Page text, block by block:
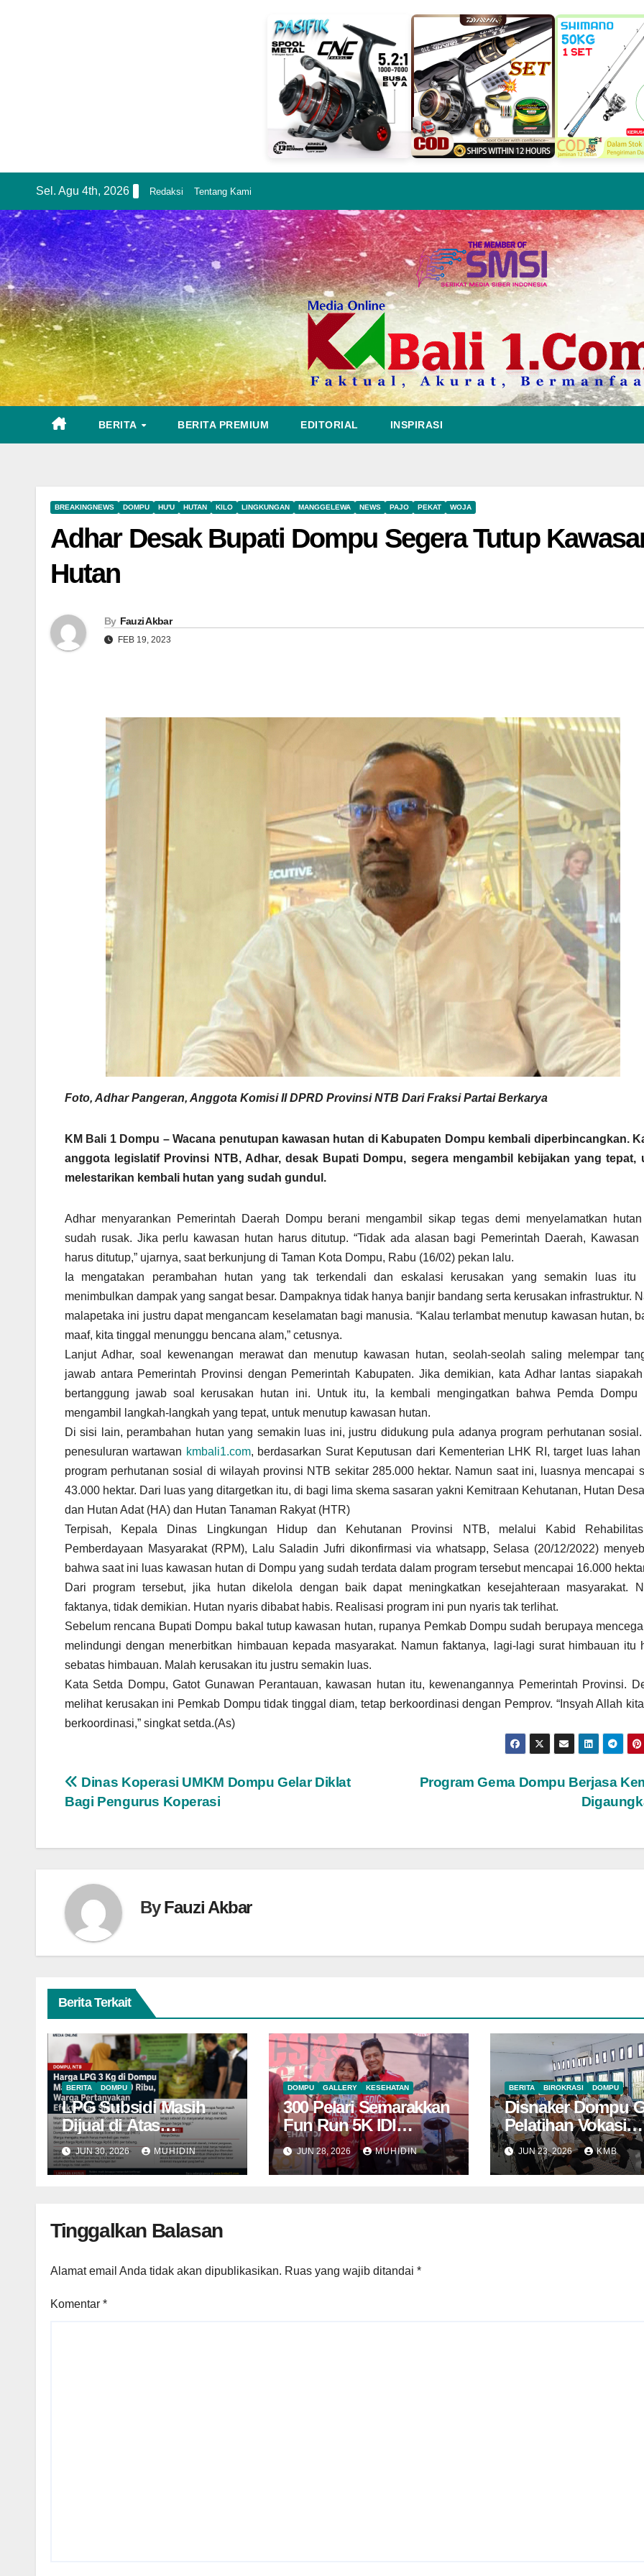
content
Sel. Agu 4th, 2026 Redaksi Tentang Kami
BERITA BERITA PREMIUM EDITORIAL INSPIRASI
BREAKINGNEWS DOMPU HU'U HUTAN KILO LINGKUNGAN MANGGELEWA NEWS PAJO PEKAT WOJA
Adhar Desak Bupati Dompu Segera Tutup
Hutan
By Fauzi Akbar
FEB 19, 2023
Foto, Adhar Pangeran, Anggota Komisi II DPRD Provinsi NTB Dari Fraksi Partai Berkarya
KM Bali 1 Dompu – Wacana penutupan kawasan hutan di Kabupaten Dompu kembali diperbincangkan.
anggota legislatif Provinsi NTB, Adhar, desak Bupati Dompu, segera mengambil kebijakan yang tepat,
melestarikan kembali hutan yang sudah gundul.
Adhar menyarankan Pemerintah Daerah Dompu berani mengambil sikap tegas demi menyelamatkan
sudah rusak. Jika perlu kawasan hutan harus ditutup. “Tidak ada alasan bagi Pemerintah Daerah, Kawasan
harus ditutup,” ujarnya, saat berkunjung di Taman Kota Dompu, Rabu (16/02) pekan lalu.
Ia mengatakan perambahan hutan yang tak terkendali dan eskalasi kerusakan yang semakin luas itu
menimbulkan dampak yang sangat besar. Dampaknya tidak hanya banjir bandang serta kerusakan infrastruktur.
malapetaka ini justru dapat mengancam keselamatan bagi manusia. “Kalau terlambat menutup kawasan hutan,
maaf, kita tinggal menunggu bencana alam,” cetusnya.
Lanjut Adhar, soal kewenangan merawat dan menutup kawasan hutan, seolah-seolah saling melempar
jawab antara Pemerintah Provinsi dengan Pemerintah Kabupaten. Jika demikian, kata Adhar lantas
bertanggung jawab soal kerusakan hutan ini. Untuk itu, Ia kembali mengingatkan bahwa Pemda Dompu
mengambil langkah-langkah yang tepat, untuk menutup kawasan hutan.
Di sisi lain, perambahan hutan yang semakin luas ini, justru didukung pula adanya program perhutanan
penesuluran wartawan kmbali1.com, berdasarkan Surat Keputusan dari Kementerian LHK RI, target luas lahan
program perhutanan sosial di wilayah provinsi NTB sekitar 285.000 hektar. Namun saat ini, luasnya mencapai
43.000 hektar. Dari luas yang ditargetkan itu, di bagi lima skema sasaran yakni Kemitraan Kehutanan, Hutan
dan Hutan Adat (HA) dan Hutan Tanaman Rakyat (HTR)
Terpisah, Kepala Dinas Lingkungan Hidup dan Kehutanan Provinsi NTB, melalui Kabid
Pemberdayaan Masyarakat (RPM), Lalu Saladin Jufri dikonfirmasi via whatsapp, Selasa (20/12/2022)
bahwa saat ini luas kawasan hutan di Dompu yang sudah terdata dalam program tersebut mencapai 16.000
Dari program tersebut, jika hutan dikelola dengan baik dapat meningkatkan kesejahteraan masyarakat.
faktanya, tidak demikian. Hutan nyaris dibabat habis. Realisasi program ini pun nyaris tak terlihat.
Sebelum rencana Bupati Dompu bakal tutup kawasan hutan, rupanya Pemkab Dompu sudah berupaya
melindungi dengan menerbitkan himbauan kepada masyarakat. Namun faktanya, lagi-lagi surat himbauan itu
sebatas himbauan. Malah kerusakan itu justru semakin luas.
Kata Setda Dompu, Gatot Gunawan Perantauan, kawasan hutan itu, kewenangannya Pemerintah Provinsi.
melihat kerusakan ini Pemkab Dompu tidak tinggal diam, tetap berkoordinasi dengan Pemprov. “Insyah Allah
berkoordinasi,” singkat setda.(As)
Navigasi
pos
Program Gema Dompu Berjasa
Dinas Koperasi UMKM Dompu Gelar Diklat
Bagi Pengurus Koperasi
ByFauzi Akbar
Berita Terkait
BERITA DOMPU
LPG Subsidi Masih
Dijual di Atas
HET, Sidak Berulang
Belum Mampu
Menekan Harga
JUN 30, 2026 MUHIDIN
DOMPU GALLERY KESEHATAN
300 Pelari Semarakkan
Fun Run 5K IDI
Dompu, Cahaya Sakral
Raih Penghargaan
JUN 28, 2026 MUHIDIN
BERITA BIROKRASI DOMPU
Disnaker Dompu
Pelatihan Vokasi
Nasional Batch
JUN 23, 2026 KMB
Tinggalkan Balasan
Alamat email Anda tidak akan dipublikasikan. Ruas yang wajib ditandai *
Komentar *